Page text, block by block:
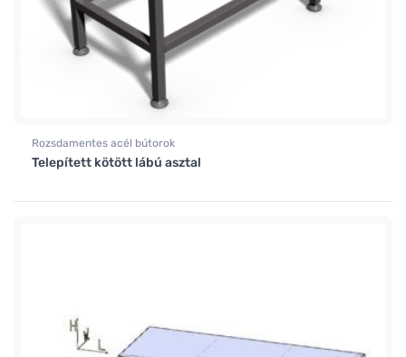
Rozsdamentes acél bútorok
Telepített kötött lábú asztal